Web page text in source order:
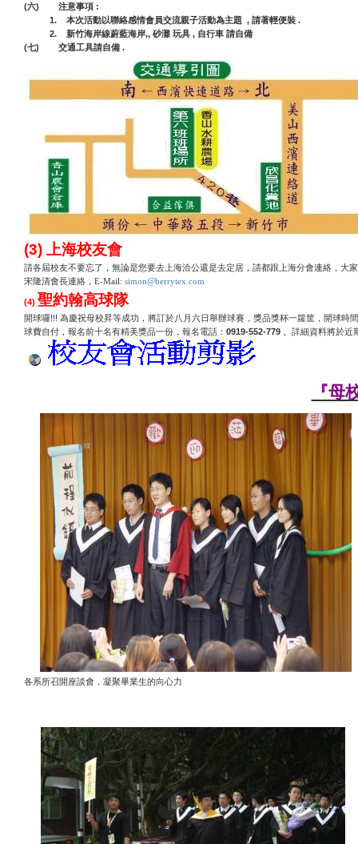
(六)
注意事項 :
1.
本次活動以聯絡感情會員交流親子活動為主題 , 請著輕便裝 .
2.
新竹海岸線蔚藍海岸,, 砂灘 玩具 , 自行車 請自備
(七) 交通工具請自備 .
(3) 上海校友會
請各屆校友不要忘了，無論是您要去上海洽公還是去定居，請都跟上海分會連絡，大
宋隆清會長連絡， E-Mail: simon@berrytex.com
(4) 聖約翰高球隊
開球囉!!!為慶祝母校昇等成功，將訂於八月六日舉辦球賽，獎品獎杯一籮筐，開球時
球費自付，報名前十名有精美獎品一份，報名電話： 0919-552-779 。詳細資料將於近
『母
各系所召開座談會，凝聚畢業生的向心力